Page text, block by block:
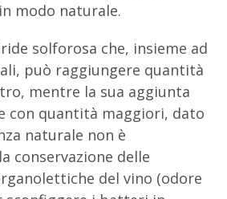
modo naturale.
solforosa che, insieme ad
può raggiungere quantità
mentre la sua aggiunta
con quantità maggiori, dato
naturale non è
conservazione delle
del vino (odore